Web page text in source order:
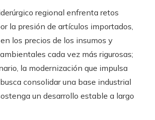
regional enfrenta retos
la presión de artículos importados,
los precios de los insumos y
cada vez más rigurosas;
la modernización que impulsa
consolidar una base industrial
un desarrollo estable a largo